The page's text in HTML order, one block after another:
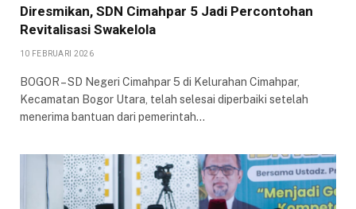
Diresmikan, SDN Cimahpar 5 Jadi Percontohan
Revitalisasi Swakelola
10 FEBRUARI 2026
BOGOR – SD Negeri Cimahpar 5 di Kelurahan Cimahpar,
Kecamatan Bogor Utara, telah selesai diperbaiki setelah
menerima bantuan dari pemerintah…